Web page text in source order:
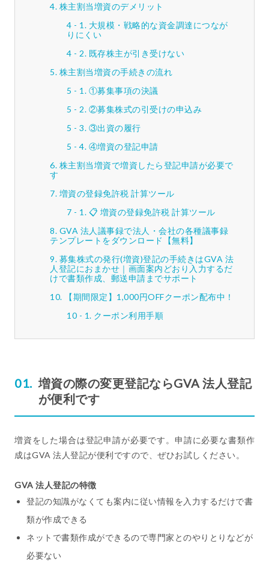
株主割当増資のデメリット
大規模・戦略的な資金調達につなが
りにくい
既存株主が引き受けない
株主割当増資の手続きの流れ
①募集事項の決議
②募集株式の引受けの申込み
③出資の履行
④増資の登記申請
株主割当増資で増資したら登記申請が必要で
す
増資の登録免許税 計算ツール
📋 増資の登録免許税 計算ツール
GVA 法人議事録で法人・会社の各種議事録
テンプレートをダウンロード【無料】
募集株式の発行(増資)登記の手続きはGVA 法
人登記におまかせ｜画面案内どおり入力するだ
けで書類作成、郵送申請までサポート
【期間限定】1,000円OFFクーポン配布中！
クーポン利用手順
増資の際の変更登記ならGVA 法人登記
が便利です
増資をした場合は登記申請が必要です。申請に必要な書類作
成はGVA 法人登記が便利ですので、ぜひお試しください。
GVA 法人登記の特徴
登記の知識がなくても案内に従い情報を入力するだけで書
類が作成できる
ネットで書類作成ができるので専門家とのやりとりなどが
必要ない